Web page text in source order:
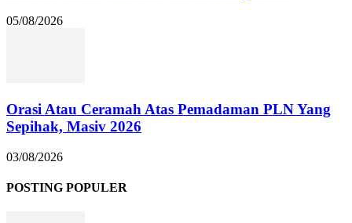
05/08/2026
Orasi Atau Ceramah Atas Pemadaman PLN Yang
Sepihak, Masiv 2026
03/08/2026
POSTING POPULER